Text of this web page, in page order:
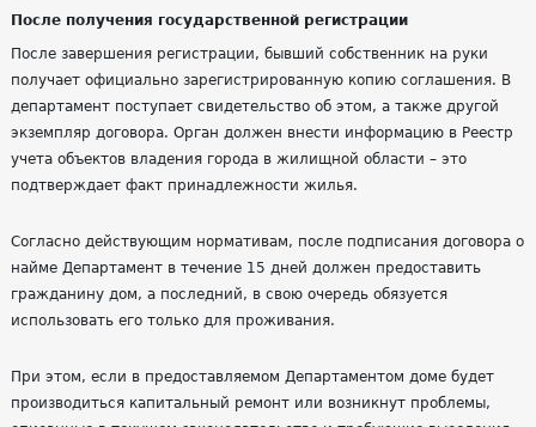
После получения государственной регистрации
После завершения регистрации, бывший собственник на руки
получает официально зарегистрированную копию соглашения. В
департамент поступает свидетельство об этом, а также другой
экземпляр договора. Орган должен внести информацию в Реестр
учета объектов владения города в жилищной области – это
подтверждает факт принадлежности жилья.
Согласно действующим нормативам, после подписания договора о
найме Департамент в течение 15 дней должен предоставить
гражданину дом, а последний, в свою очередь обязуется
использовать его только для проживания.
При этом, если в предоставляемом Департаментом доме будет
производиться капитальный ремонт или возникнут проблемы,